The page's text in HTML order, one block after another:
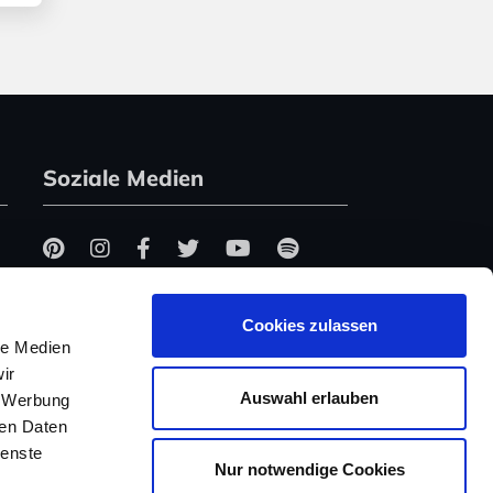
Medien
Daten
Cookies zulassen
Auswahl erlauben
Nur notwendige Cookies
Soziale Medien